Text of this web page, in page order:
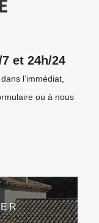
7 et 24h/24
l’immédiat,
ou à nous